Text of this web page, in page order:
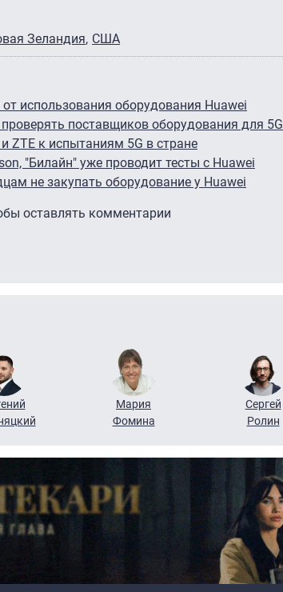
Зеландия США
использования оборудования Huawei
поставщиков оборудования для 5G
ZTE к испытаниям 5G в стране
"Билайн" уже проводит тесты с Huawei
не закупать оборудование у Huawei
оставлять комментарии
Мария
Фомина
Сергей
Ролин